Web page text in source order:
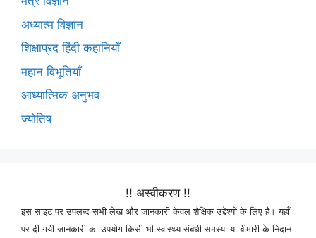
अध्यात्म विज्ञान
शिक्षाप्रद हिंदी कहानियाँ
महान विभूतियाँ
आध्यात्मिक अनुभव
ज्योतिष
!! अस्वीकरण !!
इस साइट पर उपलब्द सभी लेख और जानकारी केवल शैक्षिक उद्देश्यों के लिए है। यहाँ
पर दी गयी जानकारी का उपयोग किसी भी स्वास्थ्य संबंधी समस्या या बीमारी के निदान